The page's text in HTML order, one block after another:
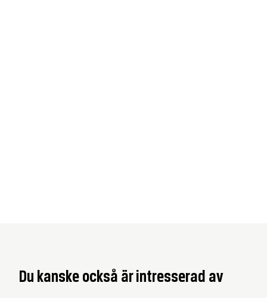
Du kanske också är intresserad av